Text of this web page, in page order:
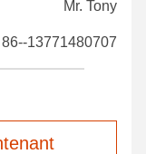
Mr. Tony
86--13771480707